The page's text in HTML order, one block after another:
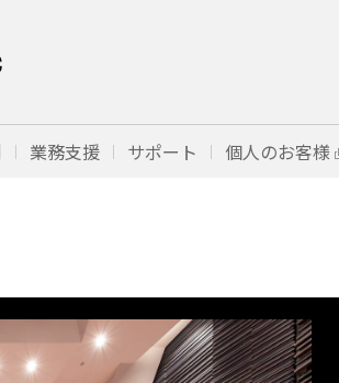
業務支援 サポート 個人のお客様